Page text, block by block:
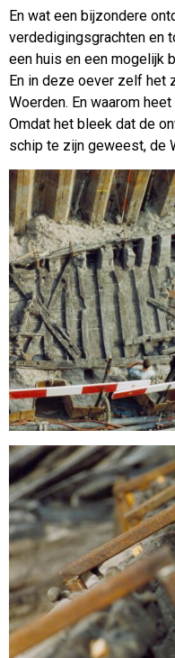
En wat een bijzondere
verdedigingsgrachten en
een huis en een mogelijk
En in deze oever zelf het
Woerden. En waarom
Omdat het bleek dat de
schip te zijn geweest, de